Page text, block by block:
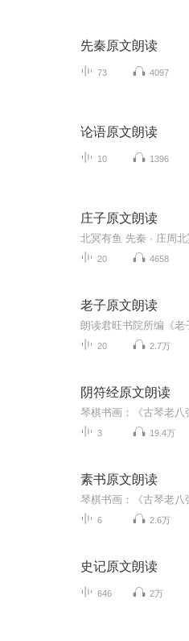
先秦原文朗读
73 4097
论语原文朗读
10 1396
庄子原文朗读
20 4658
老子原文朗读
朗读君旺书院所编《老
20 2.7万
阴符经原文朗读
3 19.4万
素书原文朗读
6 2.6万
史记原文朗读
646 2万